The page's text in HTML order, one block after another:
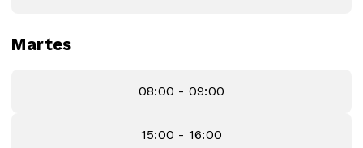
Martes
08:00 - 09:00
15:00 - 16:00